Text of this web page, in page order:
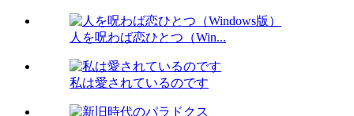
人を呪わば恋ひとつ（Win...
私は愛されているのです